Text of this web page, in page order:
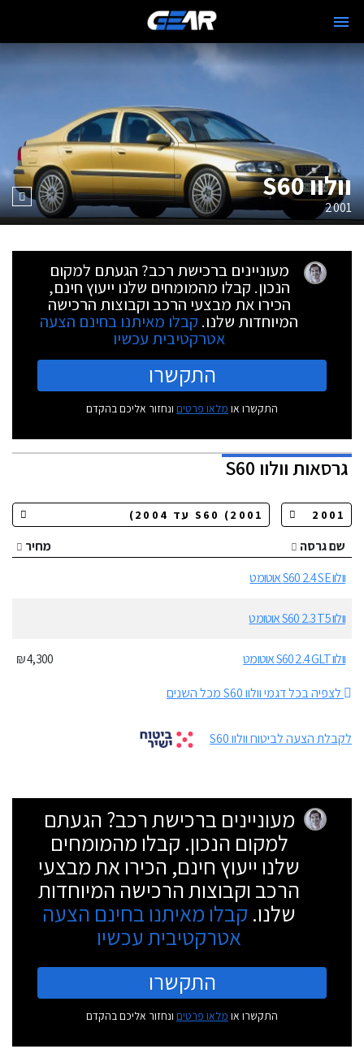
וולוו S60
2001
מעוניינים ברכישת רכב? הגעתם למקום
הנכון. קבלו מהמומחים שלנו ייעוץ חינם,
הכירו את מבצעי הרכב וקבוצות הרכישה
המיוחדות שלנו. קבלו מאיתנו בחינם הצעה
אטרקטיבית עכשיו
התקשרו
התקשרו או מלאו פרטים ונחזור אליכם בהקדם
גרסאותוולוו S60
שם גרסה
מחיר
וולוו S60 2.4 SE אוטומט
וולוו S60 2.3 T5 אוטומט
וולוו S60 2.4 GLT אוטומט
4,300 ₪
לצפיה בכל דגמי וולוו S60 מכל השנים
לקבלת הצעה לביטוח וולוו S60
מעוניינים ברכישת רכב? הגעתם
למקום הנכון. קבלו מהמומחים
שלנו ייעוץ חינם, הכירו את מבצעי
הרכב וקבוצות הרכישה המיוחדות
שלנו. קבלו מאיתנו בחינם הצעה
אטרקטיבית עכשיו
התקשרו
התקשרו או מלאו פרטים ונחזור אליכם בהקדם